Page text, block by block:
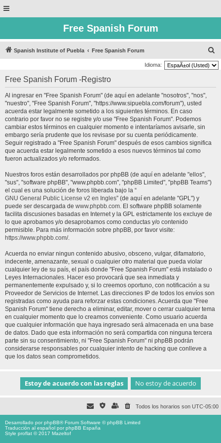
Free Spanish Forum
Spanish Institute of Puebla Free Spanish Forum
u
Idioma:
Free Spanish Forum -Registro
Al ingresar en "Free Spanish Forum" (de aquí en adelante "nosotros", "nos",
"nuestro", "Free Spanish Forum", "https://www.sipuebla.com/forum"), usted
acuerda estar legalmente sometido a los siguientes términos. En caso
contrario por favor no se registre y/o use "Free Spanish Forum". Podemos
cambiar estos términos en cualquier momento e intentaríamos avisarle, sin
embargo sería prudente que los revisase por su cuenta periódicamente.
Seguir registrado a "Free Spanish Forum" después de esos cambios significa
que acuerda estar legalmente sometido a esos nuevos términos tal como
fueron actualizados y/o reformados.
Nuestros foros están desarrollados por phpBB (de aquí en adelante "ellos",
"sus", "software phpBB", "www.phpbb.com", "phpBB Limited", "phpBB Teams")
el cual es una solución de foros liberada bajo la “
GNU General Public License v2 en Ingles” (de aquí en adelante "GPL") y
puede ser descargada de www.phpbb.com. El software phpBB solamente
facilita discusiones basadas en Internet y la GPL estrictamente los excluye de
lo que aprobamos y/o desaprobamos como conductas y/o contenido
permisible. Para más información sobre phpBB, por favor visite:
https://www.phpbb.com/.
Acuerda no enviar ningun contenido abusivo, obsceno, vulgar, difamatorio,
indecente, amenazante, sexual o cualquier otro material que pueda violar
cualquier ley de su país, el país donde "Free Spanish Forum" está instalado o
Leyes Internacionales. Hacer eso provocará que sea inmediata y
permanentemente expulsado y, si lo creemos oportuno, con notificación a su
Proveedor de Servicios de Internet. Las direcciones IP de todos los envíos son
registradas como ayuda para reforzar estas condiciones. Acuerda que "Free
Spanish Forum" tiene derecho a eliminar, editar, mover o cerrar cualquier tema
en cualquier momento que lo creamos conveniente. Como usuario acuerda
que cualquier información que haya ingresado será almacenada en una base
de datos. Dado que esta información no será compartida con ninguna tercera
parte sin su consentimiento, ni "Free Spanish Forum" ni phpBB podrán
considerarse responsables por cualquier intento de hacking que conlleve a
que los datos sean comprometidos.
Todos los horarios son UTC-05:00
Desarrollado porphpBB® Forum Software © phpBB Limited
Traducción al español porphpBB España
Style proflat © 2017 Mazeltof